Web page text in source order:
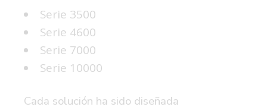
Serie 3500
Serie 4600
Serie 7000
Serie 10000
Cada solución ha sido diseñada